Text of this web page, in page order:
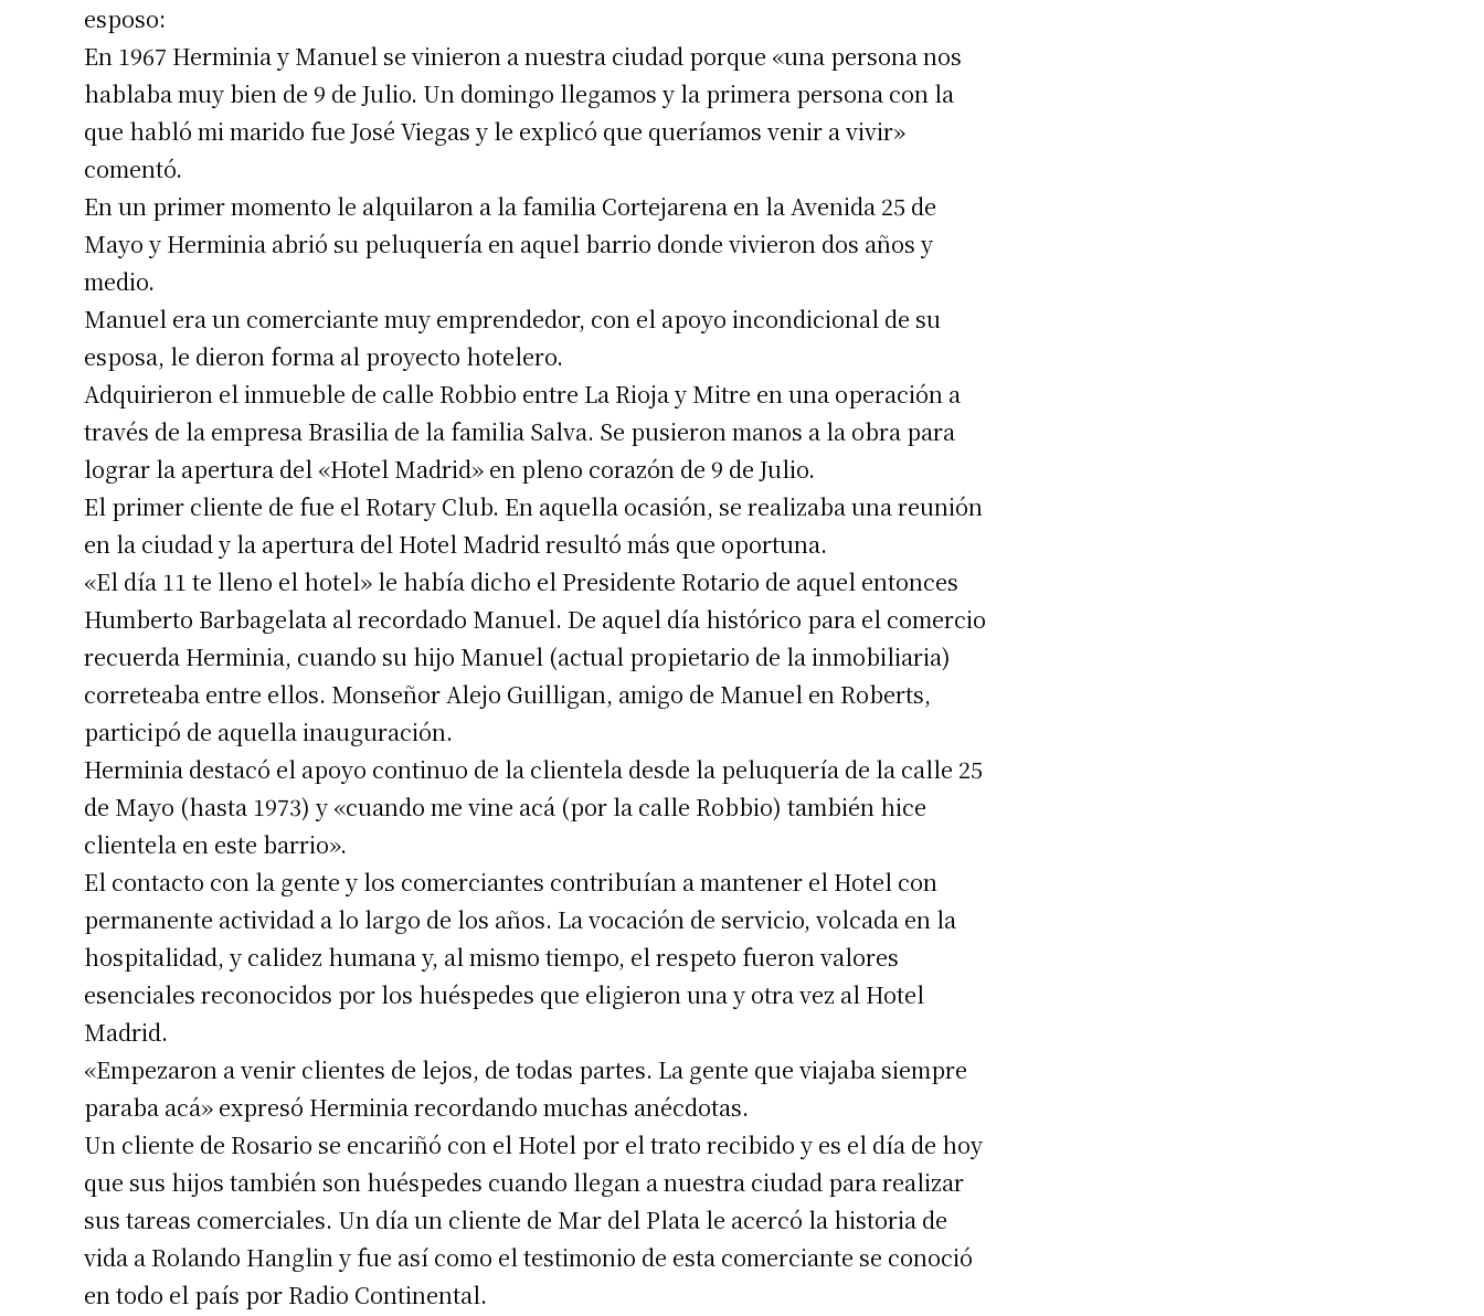
esposo:
En 1967 Herminia y Manuel se vinieron a nuestra ciudad porque «una persona nos
hablaba muy bien de 9 de Julio. Un domingo llegamos y la primera persona con la
que habló mi marido fue José Viegas y le explicó que queríamos venir a vivir»
comentó.
En un primer momento le alquilaron a la familia Cortejarena en la Avenida 25 de
Mayo y Herminia abrió su peluquería en aquel barrio donde vivieron dos años y
medio.
Manuel era un comerciante muy emprendedor, con el apoyo incondicional de su
esposa, le dieron forma al proyecto hotelero.
Adquirieron el inmueble de calle Robbio entre La Rioja y Mitre en una operación a
través de la empresa Brasilia de la familia Salva. Se pusieron manos a la obra para
lograr la apertura del «Hotel Madrid» en pleno corazón de 9 de Julio.
El primer cliente de fue el Rotary Club. En aquella ocasión, se realizaba una reunión
en la ciudad y la apertura del Hotel Madrid resultó más que oportuna.
«El día 11 te lleno el hotel» le había dicho el Presidente Rotario de aquel entonces
Humberto Barbagelata al recordado Manuel. De aquel día histórico para el comercio
recuerda Herminia, cuando su hijo Manuel (actual propietario de la inmobiliaria)
correteaba entre ellos. Monseñor Alejo Guilligan, amigo de Manuel en Roberts,
participó de aquella inauguración.
Herminia destacó el apoyo continuo de la clientela desde la peluquería de la calle 25
de Mayo (hasta 1973) y «cuando me vine acá (por la calle Robbio) también hice
clientela en este barrio».
El contacto con la gente y los comerciantes contribuían a mantener el Hotel con
permanente actividad a lo largo de los años. La vocación de servicio, volcada en la
hospitalidad, y calidez humana y, al mismo tiempo, el respeto fueron valores
esenciales reconocidos por los huéspedes que eligieron una y otra vez al Hotel
Madrid.
«Empezaron a venir clientes de lejos, de todas partes. La gente que viajaba siempre
paraba acá» expresó Herminia recordando muchas anécdotas.
Un cliente de Rosario se encariñó con el Hotel por el trato recibido y es el día de hoy
que sus hijos también son huéspedes cuando llegan a nuestra ciudad para realizar
sus tareas comerciales. Un día un cliente de Mar del Plata le acercó la historia de
vida a Rolando Hanglin y fue así como el testimonio de esta comerciante se conoció
en todo el país por Radio Continental.